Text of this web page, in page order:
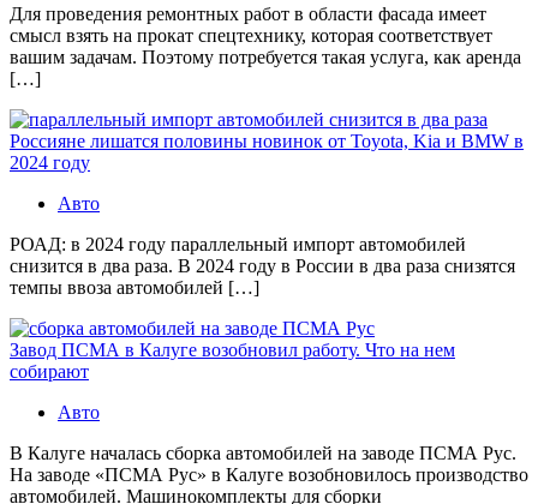
Для проведения ремонтных работ в области фасада имеет
смысл взять на прокат спецтехнику, которая соответствует
вашим задачам. Поэтому потребуется такая услуга, как аренда
[…]
Россияне лишатся половины новинок от Toyota, Kia и BMW в
2024 году
Авто
РОАД: в 2024 году параллельный импорт автомобилей
снизится в два раза. В 2024 году в России в два раза снизятся
темпы ввоза автомобилей […]
Завод ПСМА в Калуге возобновил работу. Что на нем
собирают
Авто
В Калуге началась сборка автомобилей на заводе ПСМА Рус.
На заводе «ПСМА Рус» в Калуге возобновилось производство
автомобилей. Машинокомплекты для сборки